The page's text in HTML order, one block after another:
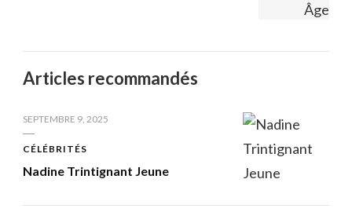
Articles recommandés
SEPTEMBRE 9, 2025
CÉLÉBRITÉS
Nadine Trintignant Jeune